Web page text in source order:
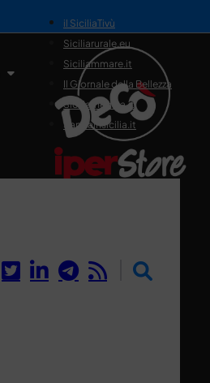
il SiciliaTivù
Siciliarurale.eu
Siciliammare.it
Il Giornale della Bellezza
Siciliamedica.it
Sanitainsicilia.it